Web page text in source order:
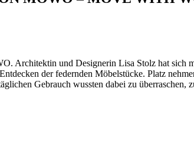
Architektin und Designerin Lisa Stolz hat sich
der federnden Möbelstücke. Platz
Gebrauch wussten dabei zu überraschen,